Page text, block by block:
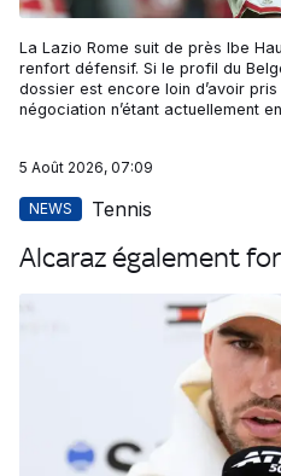
La Lazio Rome suit de près Ibe
renfort défensif. Si le profil du
dossier est encore loin d’avoir
négociation n’étant actuellement
5 Août 2026, 07:09
NEWS Tennis
Alcaraz également